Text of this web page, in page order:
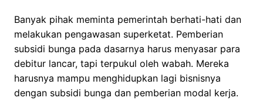
Banyak pihak meminta pemerintah berhati-hati dan
melakukan pengawasan superketat. Pemberian
subsidi bunga pada dasarnya harus menyasar para
debitur lancar, tapi terpukul oleh wabah. Mereka
harusnya mampu menghidupkan lagi bisnisnya
dengan subsidi bunga dan pemberian modal kerja.